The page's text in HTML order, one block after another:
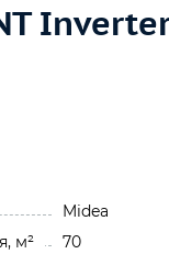
Midea
м²
70